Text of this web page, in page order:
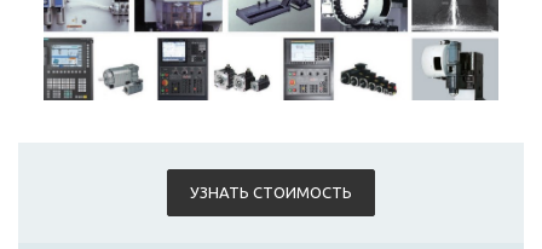
УЗНАТЬ СТОИМОСТЬ